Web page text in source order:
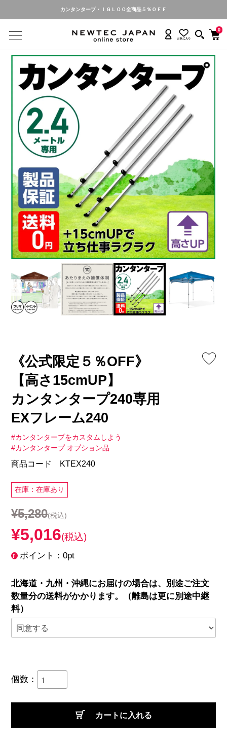
カンタンタープ・ＩＧＬＯＯ全商品５％ＯＦＦ
0
《公式限定５％OFF》
【高さ15cmUP】
カンタンタープ240専用
EXフレーム240
#カンタンタープをカスタムしよう
#カンタンタープ オプション品
商品コード KTEX240
在庫：在庫あり
¥5,280(税込)
¥5,016(税込)
ポイント：0pt
北海道・九州・沖縄にお届けの場合は、別途ご注文
数量分の送料がかかります。（離島は更に別途中継
料）
個数：
カートに入れる